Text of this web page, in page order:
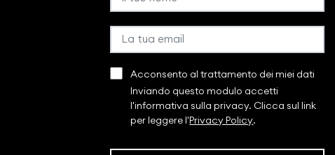
Acconsento al trattamento dei miei dati
Inviando questo modulo accetti
l'informativa sulla privacy. Clicca sul link
per leggere l'Privacy Policy.